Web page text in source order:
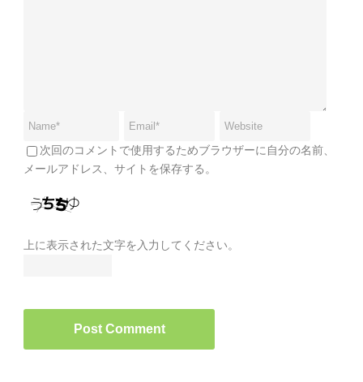
次回のコメントで使用するためブラウザーに自分の名前、
メールアドレス、サイトを保存する。
上に表示された文字を入力してください。